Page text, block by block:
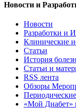
Новости и
Новости
Разработки и
Клинические
Статьи
История
Статьи и
RSS лента
Обзоры
«Мой Диабет»